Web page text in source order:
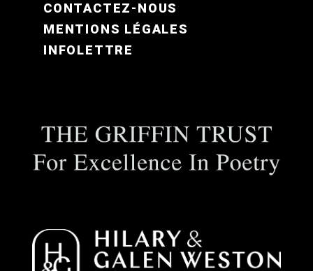
CONTACTEZ-NOUS
MENTIONS LÉGALES
INFOLETTRE